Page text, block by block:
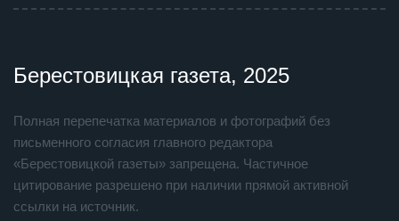
Берестовицкая газета, 2025
Полная перепечатка материалов и фотографий без
письменного согласия главного редактора
«Берестовицкой газеты» запрещена. Частичное
цитирование разрешено при наличии прямой активной
ссылки на источник.